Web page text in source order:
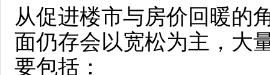
从促进楼市与房价回暖的
面仍存会以宽松为主，大
要包括：